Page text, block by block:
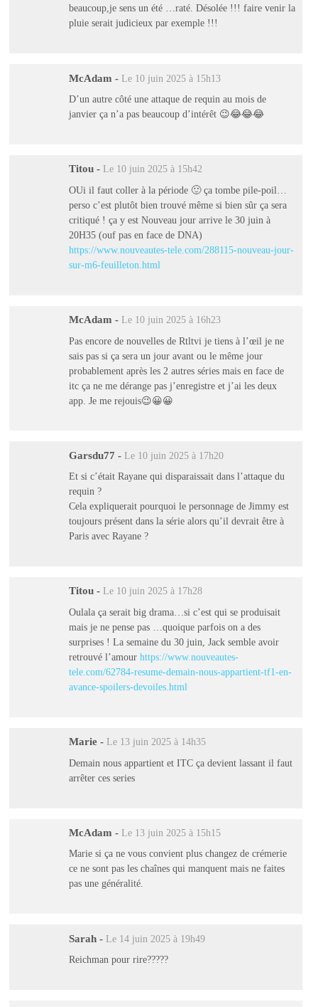
beaucoup,je sens un été …raté. Désolée !!! faire venir la
pluie serait judicieux par exemple !!!
McAdam - Le 10 juin 2025 à 15h13
D’un autre côté une attaque de requin au mois de
janvier ça n’a pas beaucoup d’intérêt 😉😂😂😂
Titou - Le 10 juin 2025 à 15h42
OUi il faut coller à la période 🙂 ça tombe pile-poil…
perso c’est plutôt bien trouvé même si bien sûr ça sera
critiqué ! ça y est Nouveau jour arrive le 30 juin à
20H35 (ouf pas en face de DNA)
https://www.nouveautes-tele.com/288115-nouveau-jour-
sur-m6-feuilleton.html
McAdam - Le 10 juin 2025 à 16h23
Pas encore de nouvelles de Rtltvi je tiens à l’œil je ne
sais pas si ça sera un jour avant ou le même jour
probablement après les 2 autres séries mais en face de
itc ça ne me dérange pas j’enregistre et j’ai les deux
app. Je me rejouis😉😀😀
Garsdu77 - Le 10 juin 2025 à 17h20
Et si c’était Rayane qui disparaissait dans l’attaque du
requin ?
Cela expliquerait pourquoi le personnage de Jimmy est
toujours présent dans la série alors qu’il devrait être à
Paris avec Rayane ?
Titou - Le 10 juin 2025 à 17h28
Oulala ça serait big drama…si c’est qui se produisait
mais je ne pense pas …quoique parfois on a des
surprises ! La semaine du 30 juin, Jack semble avoir
retrouvé l’amour https://www.nouveautes-
tele.com/62784-resume-demain-nous-appartient-tf1-en-
avance-spoilers-devoiles.html
Marie - Le 13 juin 2025 à 14h35
Demain nous appartient et ITC ça devient lassant il faut
arrêter ces series
McAdam - Le 13 juin 2025 à 15h15
Marie si ça ne vous convient plus changez de crémerie
ce ne sont pas les chaînes qui manquent mais ne faites
pas une généralité.
Sarah - Le 14 juin 2025 à 19h49
Reichman pour rire?????